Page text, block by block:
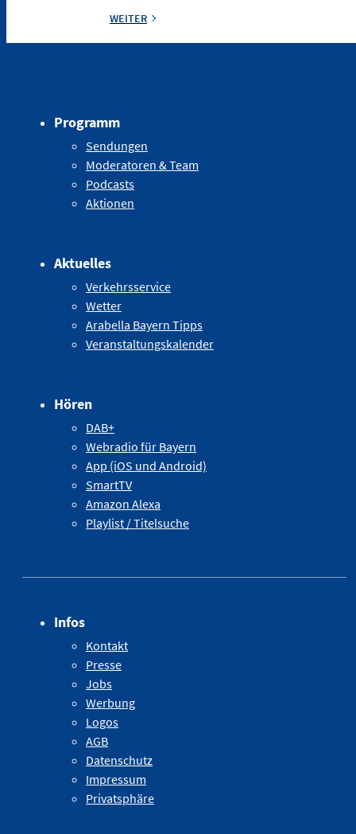
WEITER
Programm
Sendungen
Moderatoren & Team
Podcasts
Aktionen
Aktuelles
Verkehrsservice
Wetter
Arabella Bayern Tipps
Veranstaltungskalender
Hören
DAB+
Webradio für Bayern
App (iOS und Android)
SmartTV
Amazon Alexa
Playlist / Titelsuche
Infos
Kontakt
Presse
Jobs
Werbung
Logos
AGB
Datenschutz
Impressum
Privatsphäre